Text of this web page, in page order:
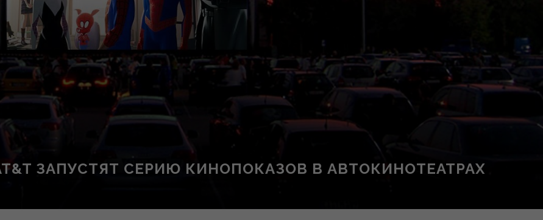
ЗАПУСТЯТ СЕРИЮ КИНОПОКАЗОВ В АВТОКИНОТЕАТРАХ